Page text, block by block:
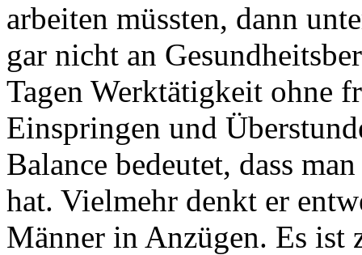
arbeiten müssten, dann
gar nicht an
Tagen Werktätigkeit ohne
Einspringen und
Balance bedeutet, dass
hat. Vielmehr denkt er
Männer in Anzügen. Es ist